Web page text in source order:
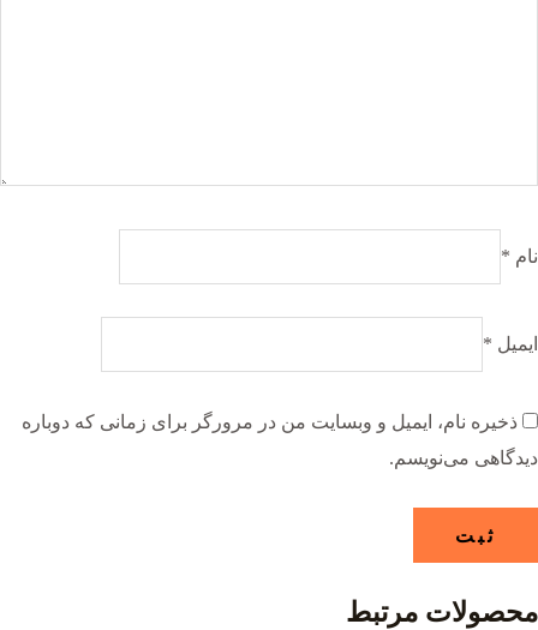
نام *
ایمیل *
ذخیره نام، ایمیل و وبسایت من در مرورگر برای زمانی که دوباره
دیدگاهی می‌نویسم.
محصولات مرتبط